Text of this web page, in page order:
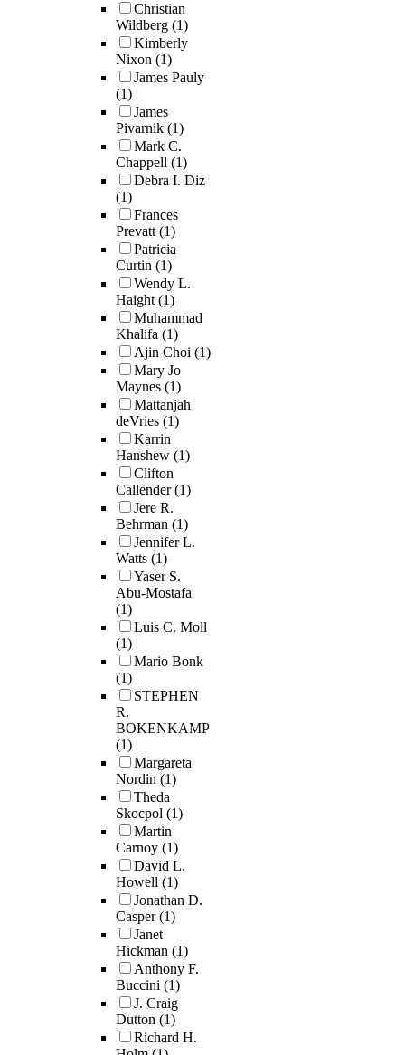
Christian
Wildberg (1)
Kimberly
Nixon (1)
James Pauly
(1)
James
Pivarnik (1)
Mark C.
Chappell (1)
Debra I. Diz
(1)
Frances
Prevatt(1)
Patricia
Curtin (1)
Wendy L.
Haight(1)
Muhammad
Khalifa (1)
Ajin Choi (1)
Mary Jo
Maynes (1)
Mattanjah
deVries (1)
Karrin
Hanshew (1)
Clifton
Callender(1)
Jere R.
Behrman (1)
Jennifer L.
Watts (1)
Yaser S.
Abu-Mostafa
(1)
Luis C. Moll
(1)
Mario Bonk
(1)
STEPHEN
R.
BOKENKAMP
(1)
Margareta
Nordin (1)
Theda
Skocpol (1)
Martin
Carnoy (1)
David L.
Howell (1)
Jonathan D.
Casper(1)
Janet
Hickman (1)
Anthony F.
Buccini (1)
J. Craig
Dutton (1)
Richard H.